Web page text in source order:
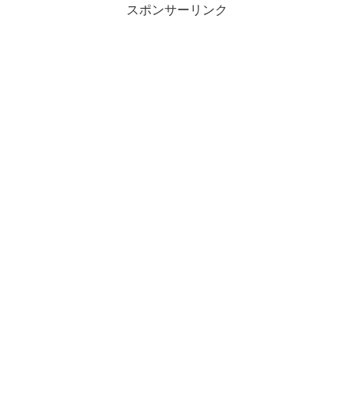
スポンサーリンク